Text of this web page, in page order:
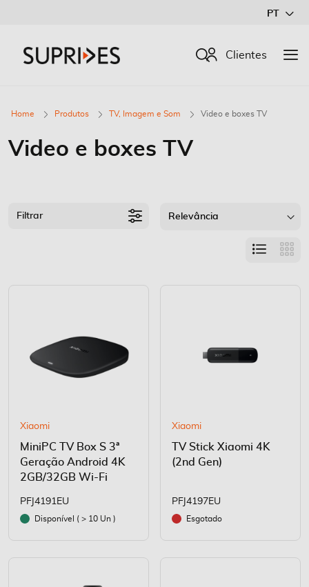
Conteúdo
PT
Procurar
Clientes
Home Produtos TV, Imagem e Som Video e boxes TV
Video e boxes TV
Xiaomi
MiniPC TV Box S 3ª
Geração Android 4K
2GB/32GB Wi-Fi
PFJ4191EU
Disponível ( > 10 Un )
Xiaomi
TV Stick Xiaomi 4K
(2nd Gen)
PFJ4197EU
Esgotado
Filtrar